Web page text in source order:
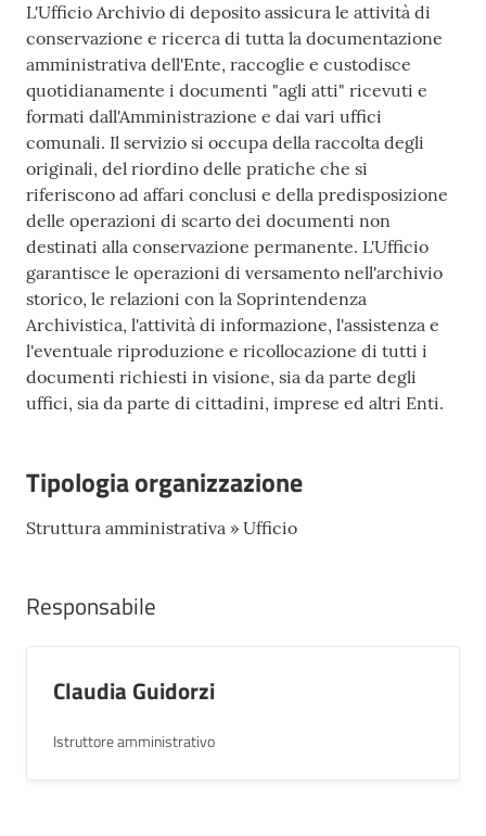
R
a
g
a
n
e
l
l
a
Tutti
gli
argomenti
L'Ufficio Archivio di deposito assicura le attività di
conservazione e ricerca di tutta la documentazione
amministrativa dell'Ente, raccoglie e custodisce
quotidianamente i documenti "agli atti" ricevuti e
formati dall'Amministrazione e dai vari uffici
comunali. Il servizio si occupa della raccolta degli
originali, del riordino delle pratiche che si
riferiscono ad affari conclusi e della predisposizione
delle operazioni di scarto dei documenti non
destinati alla conservazione permanente. L'Ufficio
garantisce le operazioni di versamento nell'archivio
storico, le relazioni con la Soprintendenza
Archivistica, l'attività di informazione, l'assistenza e
l'eventuale riproduzione e ricollocazione di tutti i
documenti richiesti in visione, sia da parte degli
uffici, sia da parte di cittadini, imprese ed altri Enti.
Tipologia organizzazione
Struttura amministrativa » Ufficio
Responsabile
Claudia Guidorzi
Istruttore amministrativo